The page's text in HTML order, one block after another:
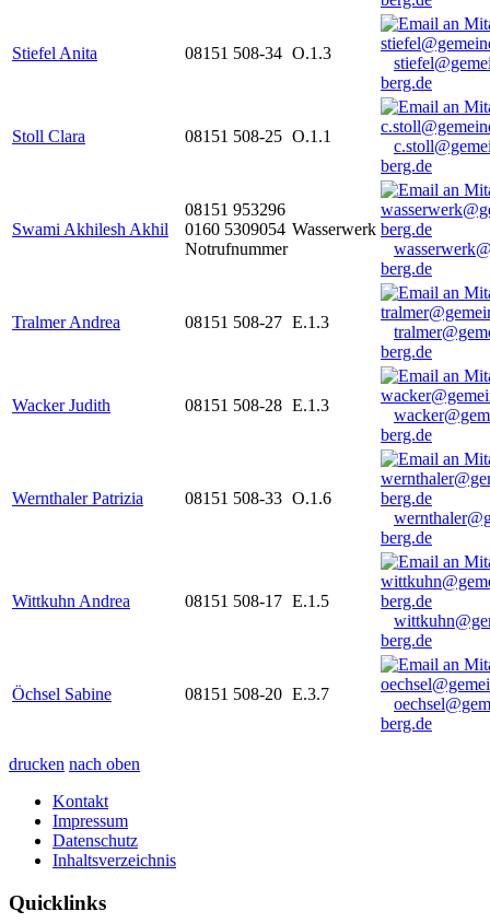
Stiefel Anita 08151 508-34 O.1.3
berg.de
Stoll Clara 08151 508-25 O.1.1
berg.de
Swami Akhilesh Akhil
08151 953296
0160 5309054
Notrufnummer
Wasserwerk
berg.de
Tralmer Andrea 08151 508-27 E.1.3
berg.de
Wacker Judith 08151 508-28 E.1.3
berg.de
Wernthaler Patrizia 08151 508-33 O.1.6
berg.de
Wittkuhn Andrea 08151 508-17 E.1.5
berg.de
Öchsel Sabine 08151 508-20 E.3.7
berg.de
drucken nach oben
Kontakt
Impressum
Datenschutz
Inhaltsverzeichnis
Quicklinks